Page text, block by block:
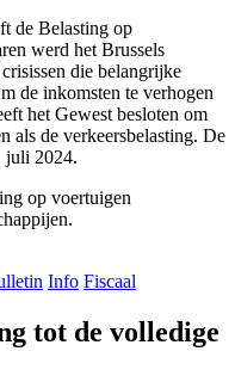
de Belasting op
werd het Brussels
die belangrijke
de inkomsten te verhogen
het Gewest besloten om
als de verkeersbelasting. De
juli 2024.
op voertuigen
Info Fiscaal
tot de volledige